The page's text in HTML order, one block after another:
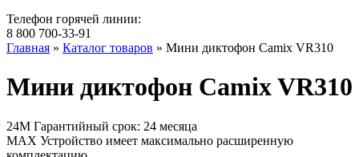
Телефон горячей линии:
8 800 700-33-91
Главная » Каталог товаров » Мини диктофон Camix VR310
Мини диктофон Camix VR310
24М Гарантийный срок: 24 месяца
MAX Устройство имеет максимально расширенную